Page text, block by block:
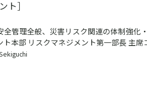
ト］
全管理全般、災害リスク関連の体制強化
ト本部 リスクマネジメント第一部長 主席